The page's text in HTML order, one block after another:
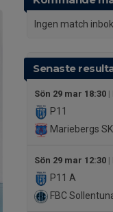
Ingen match
Senaste
Sön 29 mar 18:30 |
P11
Mariebergs SK
Sön 29 mar 12:30 |
P11 A
FBC